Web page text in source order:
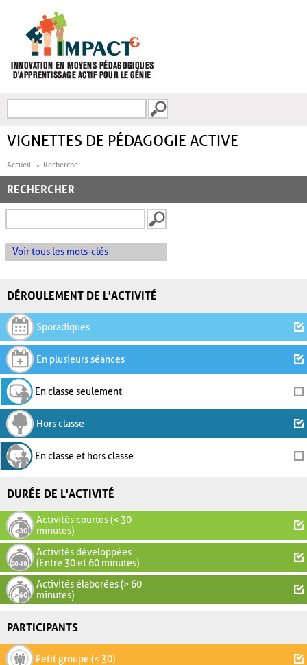
FORMULAIRE DE
VIGNETTES DE PÉDAGOGIE ACTIVE
Accueil Recherche
RECHERCHER
Voir tous les mots-clés
DÉROULEMENT DE L'ACTIVITÉ
Sporadiques
En plusieurs séances
En classe seulement
Hors classe
En classe et hors classe
DURÉE DE L'ACTIVITÉ
Activités courtes (< 30
minutes)
Activités développées
(Entre 30 et 60 minutes)
Activités élaborées (> 60
minutes)
PARTICIPANTS
Petit groupe (< 30)